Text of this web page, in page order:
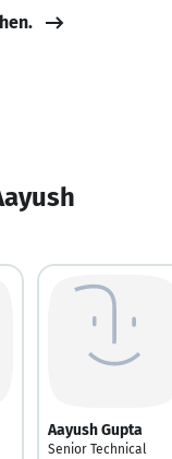
Aayush Gupta
Senior Technical